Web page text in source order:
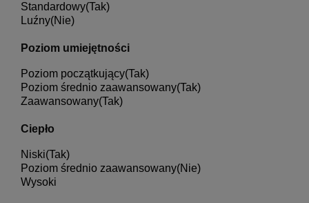
Standardowy(Tak)
Luźny(Nie)
Poziom umiejętności
Poziom początkujący(Tak)
Poziom średnio zaawansowany(Tak)
Zaawansowany(Tak)
Ciepło
Niski(Tak)
Poziom średnio zaawansowany(Nie)
Wysoki